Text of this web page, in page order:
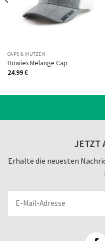
CAPS & MÜTZEN
Howies Melange Cap
24.99€
JETZT
Erhalte die neuesten